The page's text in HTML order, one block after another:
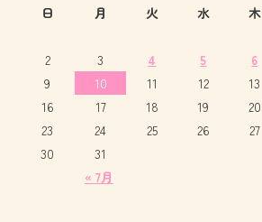
日
月 火 水 木
« 7月
2
3 4 5 6
9
10 11 12 13
16
17 18 19 20
23
24 25 26 27
30
31